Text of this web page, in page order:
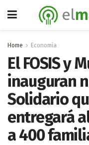
Home Economía
El FOSIS y
inauguran
Solidario
entregará
a 400